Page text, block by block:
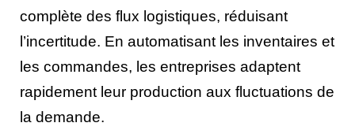
complète des flux logistiques, réduisant
l’incertitude. En automatisant les inventaires et
les commandes, les entreprises adaptent
rapidement leur production aux fluctuations de
la demande.